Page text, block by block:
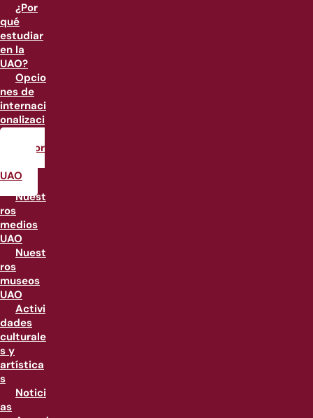
¿Por
qué
estudiar
en la
UAO?
Opcio
nes de
internaci
onalizaci
ón
Labor
UAO
Nuest
ros
medios
UAO
Nuest
ros
museos
UAO
Activi
dades
culturale
s y
artística
s
Notici
as